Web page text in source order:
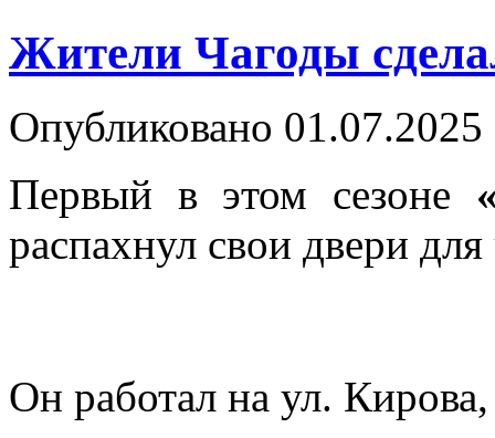
Жители Чагоды
Опубликовано
Первый в этом сезоне
распахнул свои двери
Он работал на ул.